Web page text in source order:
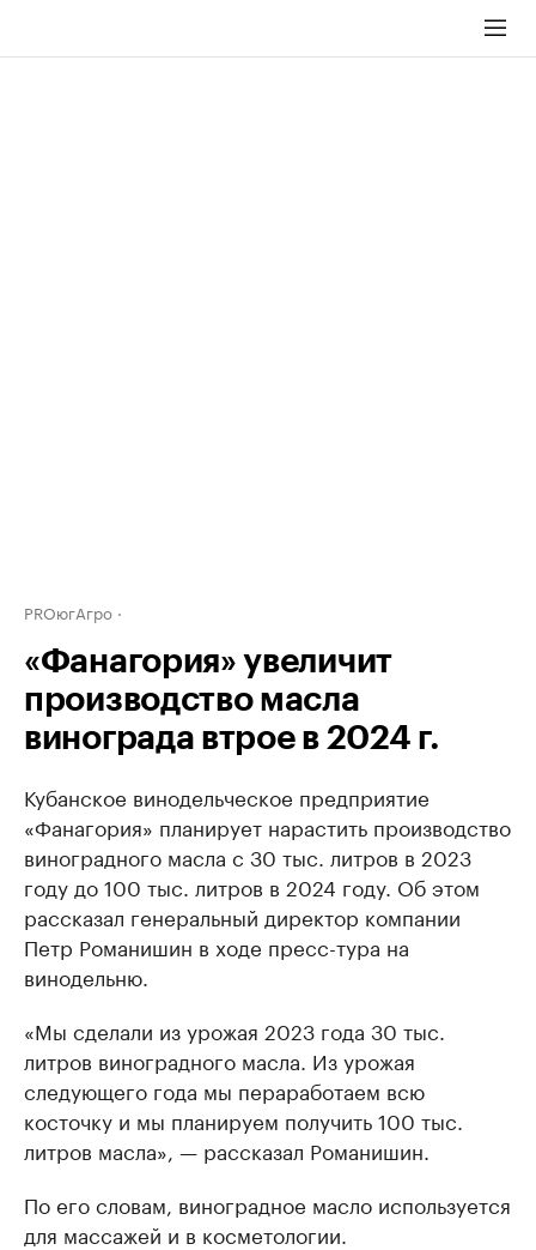
PROюгАгро
«Фанагория» увеличит
производство масла
винограда втрое в 2024 г.
Кубанское винодельческое предприятие
«Фанагория» планирует нарастить производство
виноградного масла с 30 тыс. литров в 2023
году до 100 тыс. литров в 2024 году. Об этом
рассказал генеральный директор компании
Петр Романишин в ходе пресс-тура на
винодельню.
«Мы сделали из урожая 2023 года 30 тыс.
литров виноградного масла. Из урожая
следующего года мы пераработаем всю
косточку и мы планируем получить 100 тыс.
литров масла», — рассказал Романишин.
По его словам, виноградное масло используется
для массажей и в косметологии.